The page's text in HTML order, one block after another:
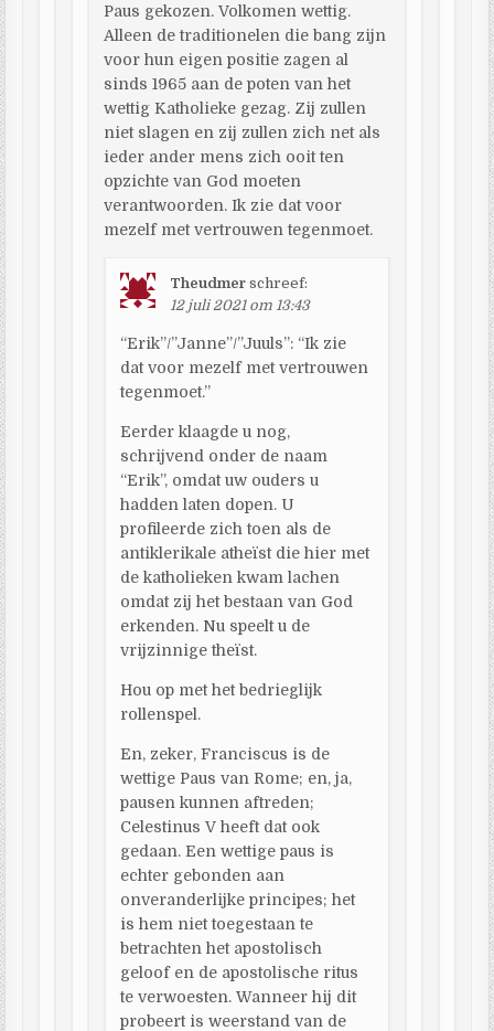
Paus gekozen. Volkomen wettig.
Alleen de traditionelen die bang zijn
voor hun eigen positie zagen al
sinds 1965 aan de poten van het
wettig Katholieke gezag. Zij zullen
niet slagen en zij zullen zich net als
ieder ander mens zich ooit ten
opzichte van God moeten
verantwoorden. Ik zie dat voor
mezelf met vertrouwen tegenmoet.
Theudmer schreef:
12 juli 2021 om 13:43
“Erik”/”Janne”/”Juuls”: “Ik zie
dat voor mezelf met vertrouwen
tegenmoet.”
Eerder klaagde u nog,
schrijvend onder de naam
“Erik”, omdat uw ouders u
hadden laten dopen. U
profileerde zich toen als de
antiklerikale atheïst die hier met
de katholieken kwam lachen
omdat zij het bestaan van God
erkenden. Nu speelt u de
vrijzinnige theïst.
Hou op met het bedrieglijk
rollenspel.
En, zeker, Franciscus is de
wettige Paus van Rome; en, ja,
pausen kunnen aftreden;
Celestinus V heeft dat ook
gedaan. Een wettige paus is
echter gebonden aan
onveranderlijke principes; het
is hem niet toegestaan te
betrachten het apostolisch
geloof en de apostolische ritus
te verwoesten. Wanneer hij dit
probeert is weerstand van de